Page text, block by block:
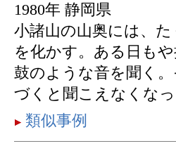
1980年 静岡県
小諸山の山奥には、
を化かす。ある日も
鼓のような音を聞く
づくと聞こえなくな
類似事例